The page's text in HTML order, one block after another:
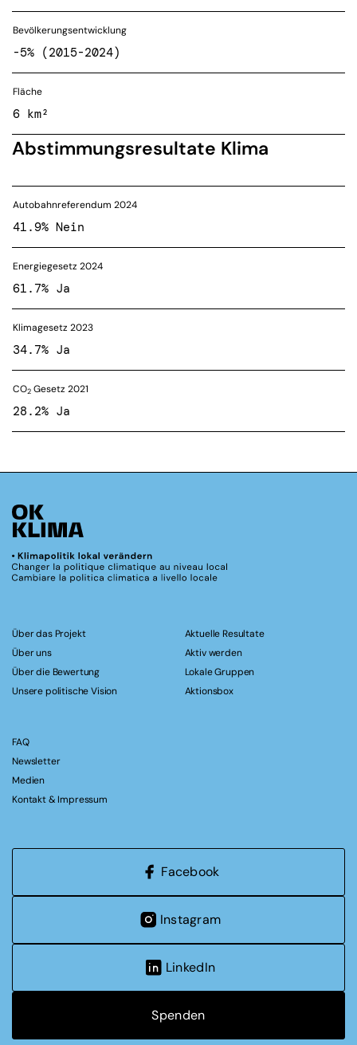
Bevölkerungsentwicklung
-5% (2015-2024)
Fläche
6 km²
Abstimmungsresultate Klima
Autobahnreferendum 2024
41.9% Nein
Energiegesetz 2024
61.7% Ja
Klimagesetz 2023
34.7% Ja
CO2 Gesetz 2021
28.2% Ja
Über das Projekt
Über uns
Über die Bewertung
Unsere politische Vision
Aktuelle Resultate
Aktiv werden
Lokale Gruppen
Aktionsbox
FAQ
Newsletter
Medien
Kontakt & Impressum
Facebook
Instagram
LinkedIn
Spenden